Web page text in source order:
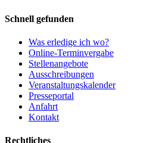
Schnell gefunden
Was erledige ich wo?
Online-Terminvergabe
Stellenangebote
Ausschreibungen
Veranstaltungskalender
Presseportal
Anfahrt
Kontakt
Rechtliches